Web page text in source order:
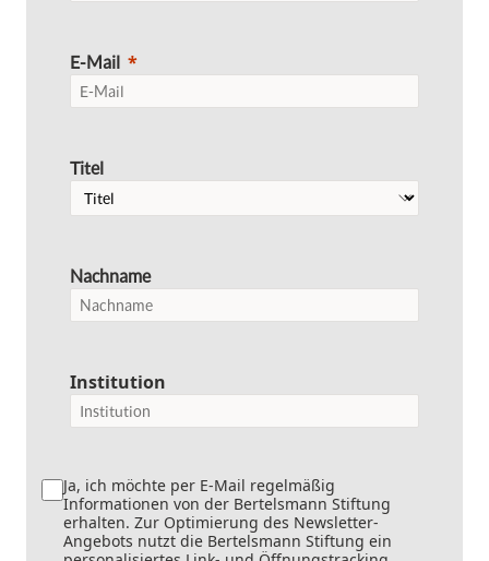
E-Mail
Titel
Nachname
Institution
Ja, ich möchte per E-Mail regelmäßig
Informationen von der Bertelsmann Stiftung
erhalten. Zur Optimierung des Newsletter-
Angebots nutzt die Bertelsmann Stiftung ein